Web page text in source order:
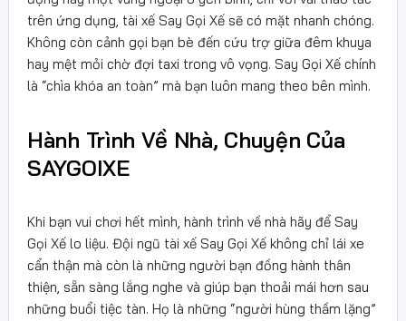
trên ứng dụng, tài xế Say Gọi Xế sẽ có mặt nhanh chóng.
Không còn cảnh gọi bạn bè đến cứu trợ giữa đêm khuya
hay mệt mỏi chờ đợi taxi trong vô vọng. Say Gọi Xế chính
là “chìa khóa an toàn” mà bạn luôn mang theo bên mình.
Hành Trình Về Nhà, Chuyện Của
SAYGOIXE
Khi bạn vui chơi hết mình, hành trình về nhà hãy để Say
Gọi Xế lo liệu. Đội ngũ tài xế Say Gọi Xế không chỉ lái xe
cẩn thận mà còn là những người bạn đồng hành thân
thiện, sẵn sàng lắng nghe và giúp bạn thoải mái hơn sau
những buổi tiệc tàn. Họ là những “người hùng thầm lặng”